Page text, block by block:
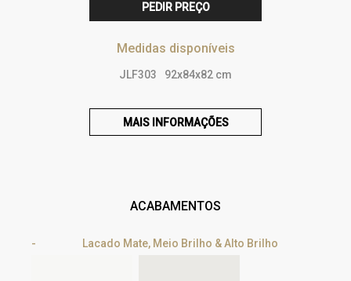
PEDIR PREÇO
Medidas disponíveis
JLF303 92x84x82 cm
MAIS INFORMAÇÕES
ACABAMENTOS
Lacado Mate, Meio Brilho & Alto Brilho